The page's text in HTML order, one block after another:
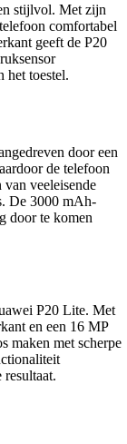
stijlvol. Met zijn
comfortabel
geeft de P20
het toestel.
door een
de telefoon
veeleisende
De 3000 mAh-
door te komen
P20 Lite. Met
en een 16 MP
maken met scherpe